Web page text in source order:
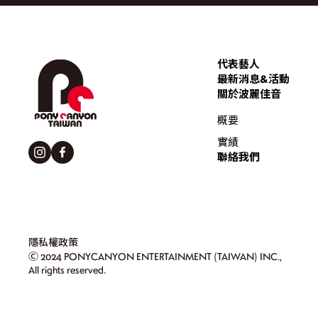
代表藝人
最新消息&活動
關於波麗佳音
概要
實績
聯絡我們
隱私權政策
Ⓒ 2024 PONYCANYON ENTERTAINMENT (TAIWAN) INC.,
All rights reserved.